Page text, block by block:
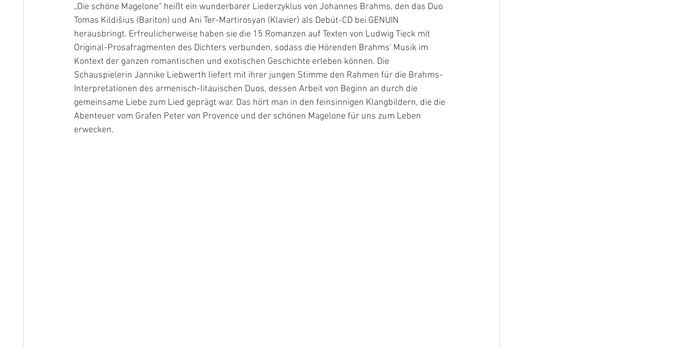
„Die schöne Magelone“ heißt ein wunderbarer Liederzyklus von Johannes Brahms, den das Duo
Tomas Kildišius (Bariton) und Ani Ter-Martirosyan (Klavier) als Debüt-CD bei GENUIN
herausbringt. Erfreulicherweise haben sie die 15 Romanzen auf Texten von Ludwig Tieck mit
Original-Prosafragmenten des Dichters verbunden, sodass die Hörenden Brahms' Musik im
Kontext der ganzen romantischen und exotischen Geschichte erleben können. Die
Schauspielerin Jannike Liebwerth liefert mit ihrer jungen Stimme den Rahmen für die Brahms-
Interpretationen des armenisch-litauischen Duos, dessen Arbeit von Beginn an durch die
gemeinsame Liebe zum Lied geprägt war. Das hört man in den feinsinnigen Klangbildern, die die
Abenteuer vom Grafen Peter von Provence und der schönen Magelone für uns zum Leben
erwecken.